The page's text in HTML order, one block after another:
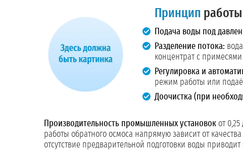
Принцип работы
Подача воды под
Разделение потока:
концентрат с
Регулировка и
режим работы или
Доочистка (при
Производительность промышленных установок от
работы обратного осмоса напрямую зависит от качества
отсутствие предварительной подготовки воды